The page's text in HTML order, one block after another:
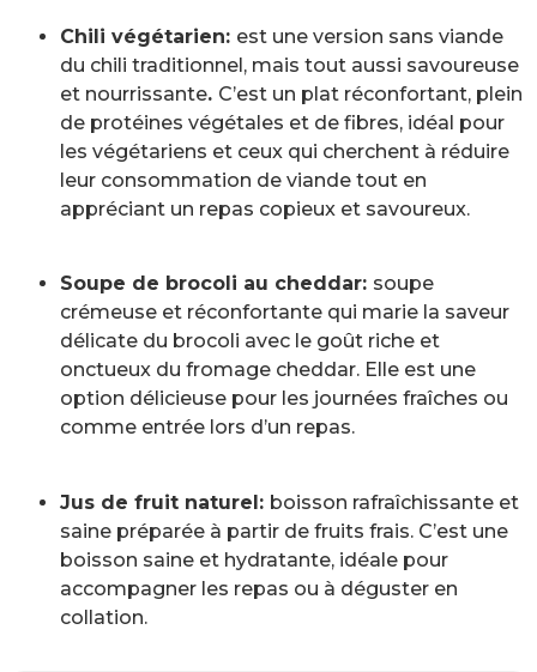
Chili végétarien: est une version sans viande
du chili traditionnel, mais tout aussi savoureuse
et nourrissante. C’est un plat réconfortant, plein
de protéines végétales et de fibres, idéal pour
les végétariens et ceux qui cherchent à réduire
leur consommation de viande tout en
appréciant un repas copieux et savoureux.
Soupe de brocoli au cheddar: soupe
crémeuse et réconfortante qui marie la saveur
délicate du brocoli avec le goût riche et
onctueux du fromage cheddar. Elle est une
option délicieuse pour les journées fraîches ou
comme entrée lors d’un repas.
Jus de fruit naturel: boisson rafraîchissante et
saine préparée à partir de fruits frais. C’est une
boisson saine et hydratante, idéale pour
accompagner les repas ou à déguster en
collation.